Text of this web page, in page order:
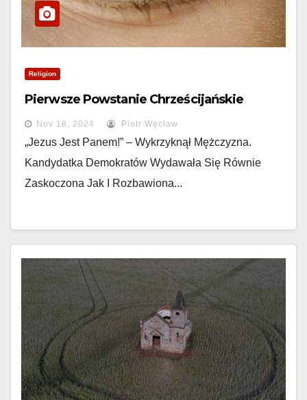
Religion
Pierwsze Powstanie Chrześcijańskie
Nov 18, 2024 Piotr Węcław
„Jezus Jest Panem!” – Wykrzyknął Mężczyzna.
Kandydatka Demokratów Wydawała Się Równie
Zaskoczona Jak I Rozbawiona...